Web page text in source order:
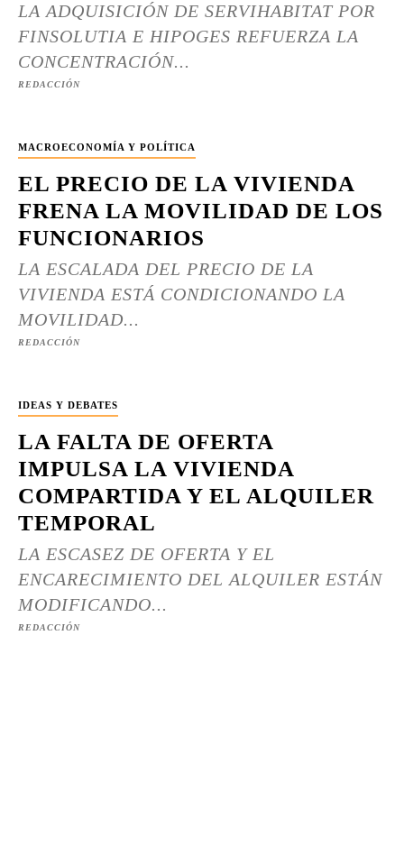
LA ADQUISICIÓN DE SERVIHABITAT POR
FINSOLUTIA E HIPOGES REFUERZA LA
CONCENTRACIÓN...
REDACCIÓN
MACROECONOMÍA Y POLÍTICA
EL PRECIO DE LA VIVIENDA
FRENA LA MOVILIDAD DE LOS
FUNCIONARIOS
LA ESCALADA DEL PRECIO DE LA
VIVIENDA ESTÁ CONDICIONANDO LA
MOVILIDAD...
REDACCIÓN
IDEAS Y DEBATES
LA FALTA DE OFERTA
IMPULSA LA VIVIENDA
COMPARTIDA Y EL ALQUILER
TEMPORAL
LA ESCASEZ DE OFERTA Y EL
ENCARECIMIENTO DEL ALQUILER ESTÁN
MODIFICANDO...
REDACCIÓN